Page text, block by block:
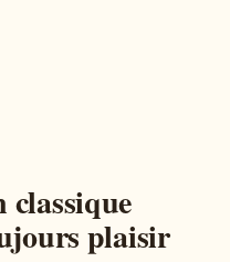
classique
plaisir